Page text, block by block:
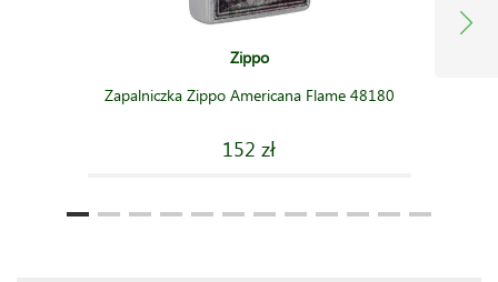
Zippo
Zapalniczka Zippo Americana Flame 48180
152 zł